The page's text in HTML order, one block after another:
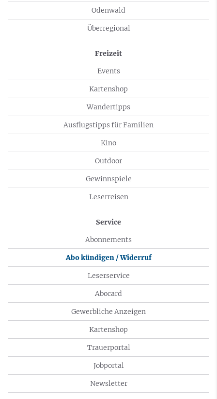
Odenwald
Überregional
Freizeit
Events
Kartenshop
Wandertipps
Ausflugstipps für Familien
Kino
Outdoor
Gewinnspiele
Leserreisen
Service
Abonnements
Abo kündigen / Widerruf
Leserservice
Abocard
Gewerbliche Anzeigen
Kartenshop
Trauerportal
Jobportal
Newsletter